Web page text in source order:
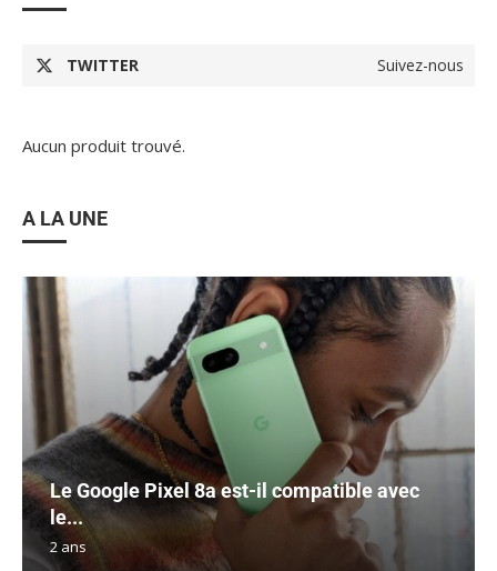
TWITTER Suivez-nous
Aucun produit trouvé.
A LA UNE
Le Google Pixel 8a est-il compatible avec
le...
2 ans